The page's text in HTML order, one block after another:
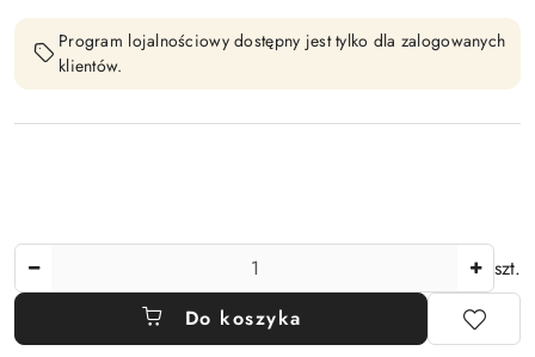
Program lojalnościowy dostępny jest tylko dla zalogowanych
klientów.
szt.
Do koszyka